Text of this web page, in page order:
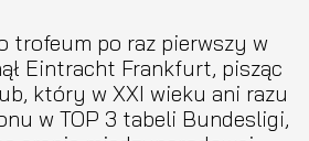
trofeum po raz pierwszy w
Eintracht Frankfurt, pisząc
który w XXI wieku ani razu
w TOP 3 tabeli Bundesligi,